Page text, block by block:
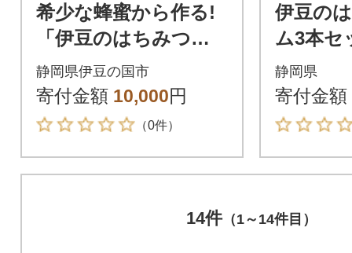
希少な蜂蜜から作る!
「伊豆のはちみつジ
ャムセット」(170g×3
本)
静岡県伊豆の国市
寄付金額 10,000円
（0件）
伊豆の
ム3本セ
静岡県
寄付金額
14件（1～14件目）